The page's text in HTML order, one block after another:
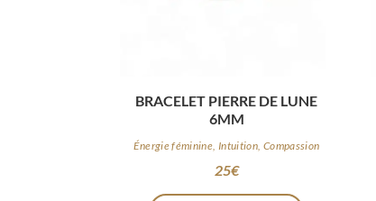
BRACELET PIERRE DE LUNE
6MM
Énergie féminine, Intuition, Compassion
25€